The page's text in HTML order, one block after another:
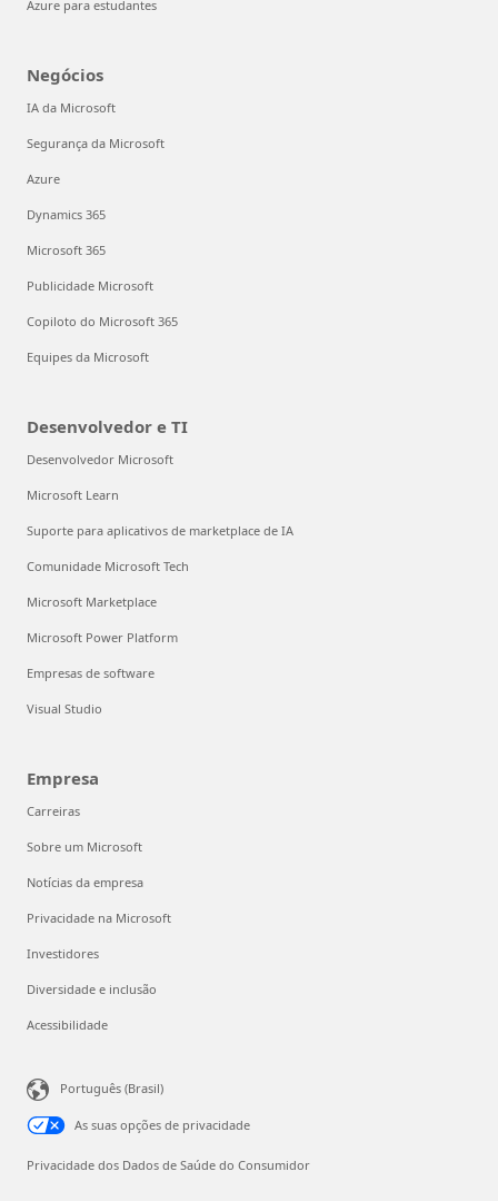
Azure para estudantes
Negócios
IA da Microsoft
Segurança da Microsoft
Azure
Dynamics 365
Microsoft 365
Publicidade Microsoft
Copiloto do Microsoft 365
Equipes da Microsoft
Desenvolvedor e TI
Desenvolvedor Microsoft
Microsoft Learn
Suporte para aplicativos de marketplace de IA
Comunidade Microsoft Tech
Microsoft Marketplace
Microsoft Power Platform
Empresas de software
Visual Studio
Empresa
Carreiras
Sobre um Microsoft
Notícias da empresa
Privacidade na Microsoft
Investidores
Diversidade e inclusão
Acessibilidade
Português (Brasil)
As suas opções de privacidade
Privacidade dos Dados de Saúde do Consumidor